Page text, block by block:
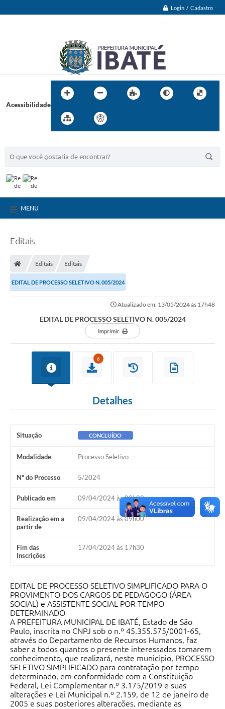
Login / Cadastro
Acessibilidade
MENU
Editais
Editais Editais
EDITAL DE PROCESSO SELETIVO N. 005/2024
Atualizado em: 13/05/2024 às 17h48
EDITAL DE PROCESSO SELETIVO N. 005/2024
Imprimir
6
Detalhes
Situação CONCLUÍDO
Modalidade Processo Seletivo
Nº do Processo 5/2024
Publicado em 09/04/2024 às 09h00
Realização em a
partir de
09/04/2024 às 09h00
Fim das
Inscrições
17/04/2024 às 17h30
EDITAL DE PROCESSO SELETIVO SIMPLIFICADO PARA O
PROVIMENTO DOS CARGOS DE PEDAGOGO (ÁREA
SOCIAL) e ASSISTENTE SOCIAL POR TEMPO
DETERMINADO
A PREFEITURA MUNICIPAL DE IBATÉ, Estado de São
Paulo, inscrita no CNPJ sob o n.º 45.355.575/0001-65,
através do Departamento de Recursos Humanos, faz
saber a todos quantos o presente interessados tomarem
conhecimento, que realizará, neste município, PROCESSO
SELETIVO SIMPLIFICADO para contratação por tempo
determinado, em conformidade com a Constituição
Federal, Lei Complementar n.º 3.175/2019 e suas
alterações e Lei Municipal n.º 2.159, de 12 de janeiro de
2005 e suas posteriores alterações, mediante as